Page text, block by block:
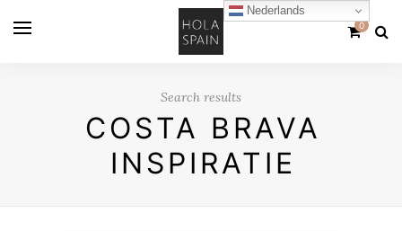
0
Search results
COSTA BRAVA
INSPIRATIE
Nederlands